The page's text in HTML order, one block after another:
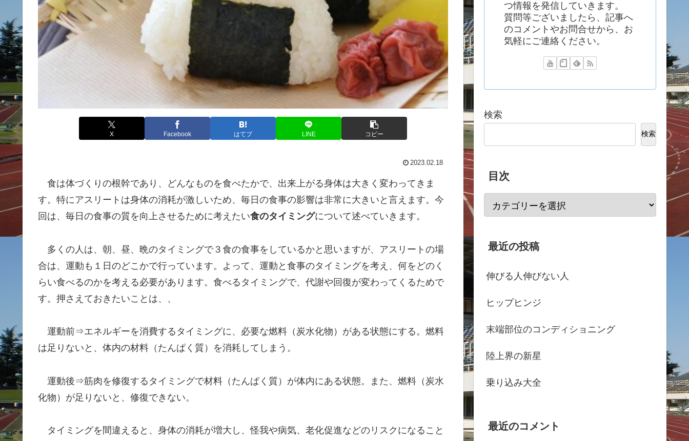
X Facebook はてブ LINE コピー
2023.02.18
食は体づくりの根幹であり、どんなものを食べたかで、出来上がる身体は大きく変わってきま
す。特にアスリートは身体の消耗が激しいため、毎日の食事の影響は非常に大きいと言えます。今
回は、毎日の食事の質を向上させるために考えたい食のタイミングについて述べていきます。
多くの人は、朝、昼、晩のタイミングで３食の食事をしているかと思いますが、アスリートの場
合は、運動も１日のどこかで行っています。よって、運動と食事のタイミングを考え、何をどのく
らい食べるのかを考える必要があります。食べるタイミングで、代謝や回復が変わってくるためで
す。押さえておきたいことは、、
運動前⇒エネルギーを消費するタイミングに、必要な燃料（炭水化物）がある状態にする。燃料
は足りないと、体内の材料（たんぱく質）を消耗してしまう。
運動後⇒筋肉を修復するタイミングで材料（たんぱく質）が体内にある状態。また、燃料（炭水
化物）が足りないと、修復できない。
タイミングを間違えると、身体の消耗が増大し、怪我や病気、老化促進などのリスクになること
つ情報を発信していきます。
質問等ございましたら、記事へ
のコメントやお問合せから、お
気軽にご連絡ください。
検索
検索
目次
最近の投稿
伸びる人伸びない人
ヒップヒンジ
末端部位のコンディショニング
陸上界の新星
乗り込み大全
最近のコメント